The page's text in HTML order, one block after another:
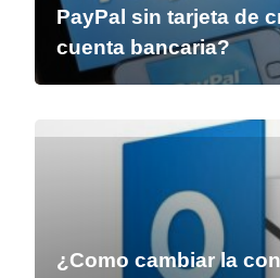
PayPal sin tarjeta de
cuenta bancaria?
¿Como cambiar la